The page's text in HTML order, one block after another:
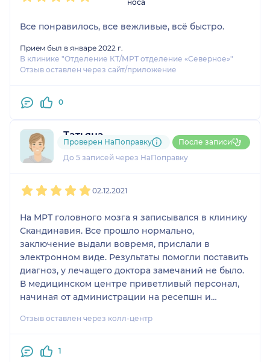
носа
Все понравилось, все вежливые, всё быстро.
Прием был в январе 2022 г.
В клинике "Отделение КТ/МРТ отделение «Северное»"
Отзыв оставлен через сайт/приложение
0
Татьяна
1 отзыв
До 5 записей через НаПоправку
Проверен НаПоправку После записи
02.12.2021
На МРТ головного мозга я записывался в клинику
Скандинавия. Все прошло нормально,
заключение выдали вовремя, прислали в
электронном виде. Результаты помогли поставить
диагноз, у лечащего доктора замечаний не было.
В медицинском центре приветливый персонал,
начиная от администрации на ресепшн и
обращаюсь уже не первый раз, все устраивает.
Отзыв оставлен через колл-центр
1